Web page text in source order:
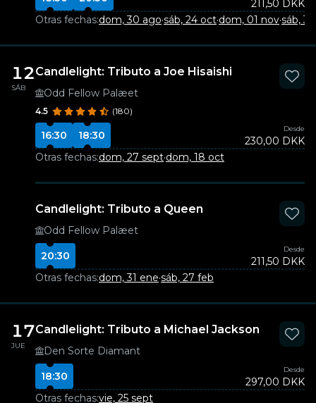
211,50 DKK
Otras fechas:dom, 30 ago·sáb, 24 oct·dom, 01 nov·sáb,
12
SÁB
Candlelight: Tributo a Joe Hisaishi
Odd Fellow Palæet
4.5 (180)
16:30 18:30
Desde
230,00 DKK
Otras fechas:dom, 27 sept·dom, 18 oct
Candlelight: Tributo a Queen
Odd Fellow Palæet
20:30
Desde
211,50 DKK
Otras fechas:dom, 31 ene·sáb, 27 feb
17
JUE
Candlelight: Tributo a Michael Jackson
Den Sorte Diamant
18:30
Desde
297,00 DKK
Otras fechas:vie, 25 sept